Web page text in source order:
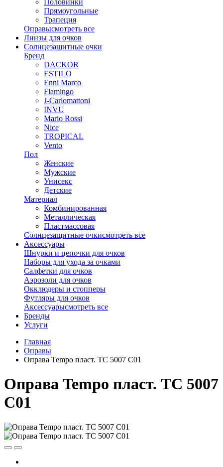
Прямоугольные
Трапеция
Оправысмотреть все
Линзы для очков
Солнцезащитные очки
Бренд
DACKOR
ESTILO
Enni Marco
Flamingo
J-Carlomattoni
INVU
Mario Rossi
Nice
TROPICAL
Vento
Пол
Женские
Мужские
Унисекс
Детские
Материал
Комбинированная
Металлическая
Пластмассовая
Солнцезащитные очкисмотреть все
Аксессуары
Шнурки и цепочки для очков
Наборы для ухода за очками
Салфетки для очков
Аэрозоли для очков
Окклюдеры и стопперы
Футляры для очков
Аксессуарысмотреть все
Бренды
Услуги
Главная
Оправы
Оправа Tempo пласт. TC 5007 C01
Оправа Tempo пласт. TC 5007
C01